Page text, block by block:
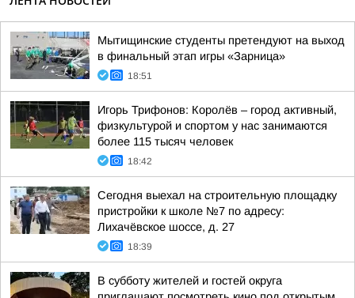
Мытищинские студенты претендуют на выход
в финальный этап игры «Зарница»
18:51
Игорь Трифонов: Королёв – город активный,
физкультурой и спортом у нас занимаются
более 115 тысяч человек
18:42
Сегодня выехал на строительную площадку
пристройки к школе №7 по адресу:
Лихачёвское шоссе, д. 27
18:39
В субботу жителей и гостей округа